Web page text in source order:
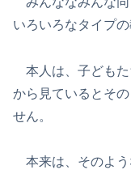
いろいろなタイプ
本人は、子どもた
から見ているとそ
せん。
本来は、そのよう